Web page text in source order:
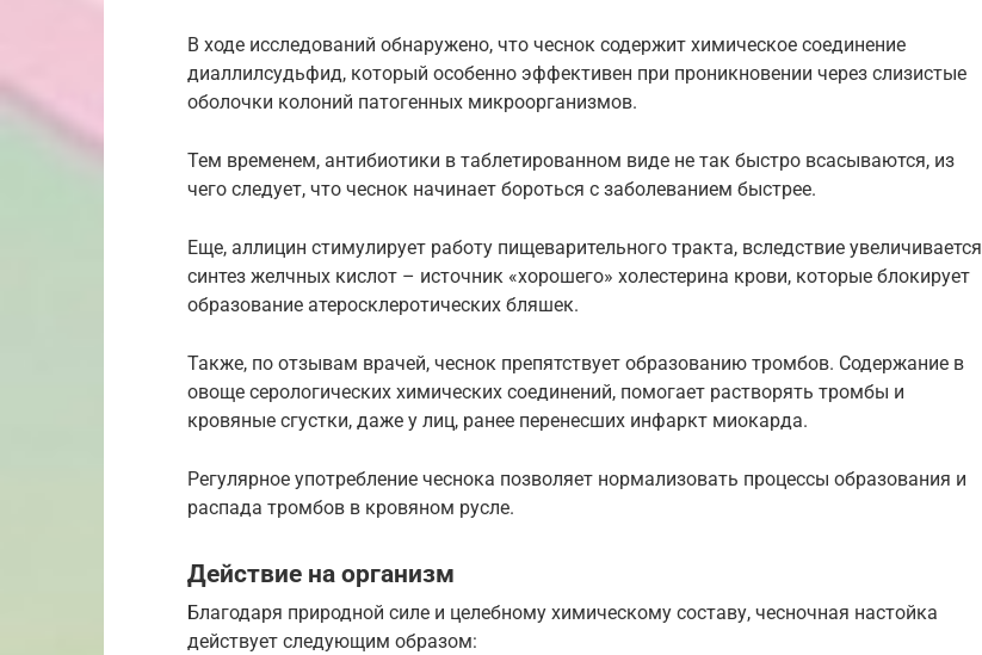
В ходе исследований обнаружено, что чеснок содержит химическое соединение
диаллилсудьфид, который особенно эффективен при проникновении через слизистые
оболочки колоний патогенных микроорганизмов.
Тем временем, антибиотики в таблетированном виде не так быстро всасываются, из
чего следует, что чеснок начинает бороться с заболеванием быстрее.
Еще, аллицин стимулирует работу пищеварительного тракта, вследствие увеличивается
синтез желчных кислот – источник «хорошего» холестерина крови, которые блокирует
образование атеросклеротических бляшек.
Также, по отзывам врачей, чеснок препятствует образованию тромбов. Содержание в
овоще серологических химических соединений, помогает растворять тромбы и
кровяные сгустки, даже у лиц, ранее перенесших инфаркт миокарда.
Регулярное употребление чеснока позволяет нормализовать процессы образования и
распада тромбов в кровяном русле.
Действие на организм
Благодаря природной силе и целебному химическому составу, чесночная настойка
действует следующим образом: